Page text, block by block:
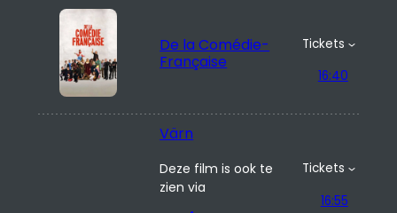
De la Comédie-
Française
Tickets
16:40
Värn
Deze film is ook te
zien via
Tickets
16:55